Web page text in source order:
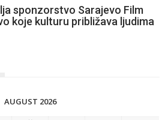
sponzorstvo Sarajevo Film
koje kulturu približava ljudima
AUGUST 2026